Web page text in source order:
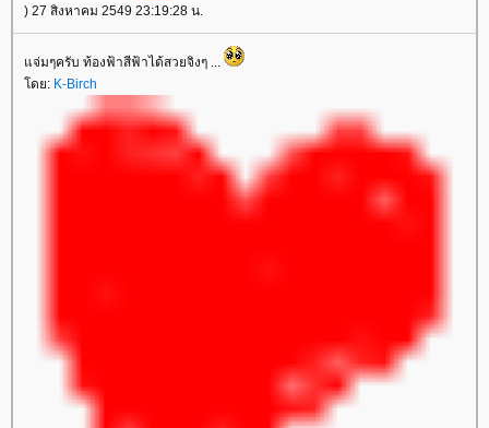
) 27 สิงหาคม 2549 23:19:28 น.
แจ่มๆครับ ท้องฟ้าสีฟ้าได้สวยจิงๆ ...
โดย: K-Birch